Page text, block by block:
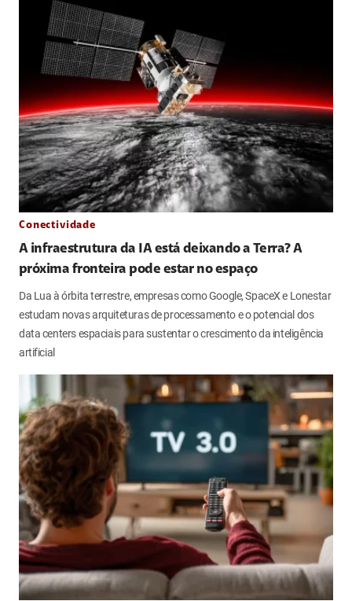
Conectividade
A infraestrutura da IA está deixando a Terra? A
próxima fronteira pode estar no espaço
Da Lua à órbita terrestre, empresas como Google, SpaceX e Lonestar
estudam novas arquiteturas de processamento e o potencial dos
data centers espaciais para sustentar o crescimento da inteligência
artificial